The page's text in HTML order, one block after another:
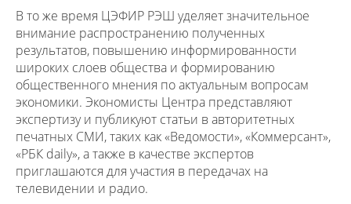
В то же время ЦЭФИР РЭШ уделяет значительное
внимание распространению полученных
результатов, повышению информированности
широких слоев общества и формированию
общественного мнения по актуальным вопросам
экономики. Экономисты Центра представляют
экспертизу и публикуют статьи в авторитетных
печатных СМИ, таких как «Ведомости», «Коммерсант»,
«РБК daily», а также в качестве экспертов
приглашаются для участия в передачах на
телевидении и радио.